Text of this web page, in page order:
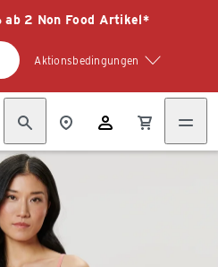
ab 2 Non Food Artikel*
Aktionsbedingungen